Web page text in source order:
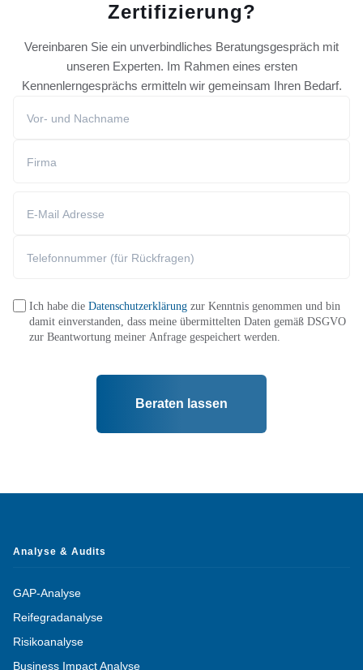
Zertifizierung?
Vereinbaren Sie ein unverbindliches Beratungsgespräch mit
unseren Experten. Im Rahmen eines ersten
Kennenlerngesprächs ermitteln wir gemeinsam Ihren Bedarf.
Ich habe die Datenschutzerklärung zur Kenntnis genommen und bin
damit einverstanden, dass meine übermittelten Daten gemäß DSGVO
zur Beantwortung meiner Anfrage gespeichert werden.
Beraten lassen
Analyse & Audits
GAP-Analyse
Reifegradanalyse
Risikoanalyse
Business Impact Analyse